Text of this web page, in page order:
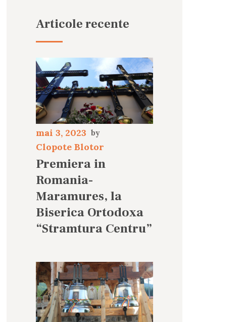
Articole recente
mai 3, 2023
Clopote Blotor
Premiera in
Romania-
Maramures, la
Biserica Ortodoxa
“Stramtura Centru”